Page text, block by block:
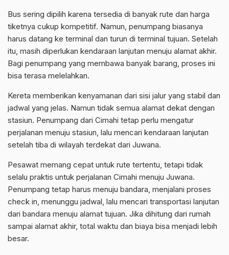
Bus sering dipilih karena tersedia di banyak rute dan harga
tiketnya cukup kompetitif. Namun, penumpang biasanya
harus datang ke terminal dan turun di terminal tujuan. Setelah
itu, masih diperlukan kendaraan lanjutan menuju alamat akhir.
Bagi penumpang yang membawa banyak barang, proses ini
bisa terasa melelahkan.
Kereta memberikan kenyamanan dari sisi jalur yang stabil dan
jadwal yang jelas. Namun tidak semua alamat dekat dengan
stasiun. Penumpang dari Cimahi tetap perlu mengatur
perjalanan menuju stasiun, lalu mencari kendaraan lanjutan
setelah tiba di wilayah terdekat dari Juwana.
Pesawat memang cepat untuk rute tertentu, tetapi tidak
selalu praktis untuk perjalanan Cimahi menuju Juwana.
Penumpang tetap harus menuju bandara, menjalani proses
check in, menunggu jadwal, lalu mencari transportasi lanjutan
dari bandara menuju alamat tujuan. Jika dihitung dari rumah
sampai alamat akhir, total waktu dan biaya bisa menjadi lebih
besar.